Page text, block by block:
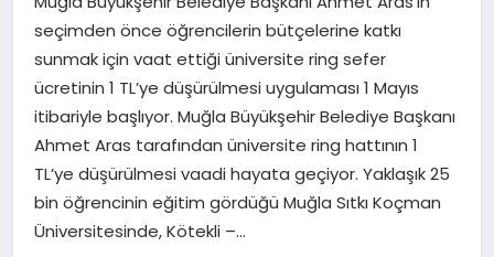
MAGAZIN
KÖŞE YAZILARI
YAŞAM
seçimden önce öğrencilerin bütçelerine katkı
sunmak için vaat ettiği üniversite ring sefer
ücretinin 1 TL’ye düşürülmesi uygulaması 1 Mayıs
itibariyle başlıyor. Muğla Büyükşehir Belediye Başkanı
Ahmet Aras tarafından üniversite ring hattının 1
TL’ye düşürülmesi vaadi hayata geçiyor. Yaklaşık 25
bin öğrencinin eğitim gördüğü Muğla Sıtkı Koçman
Üniversitesinde, Kötekli –…